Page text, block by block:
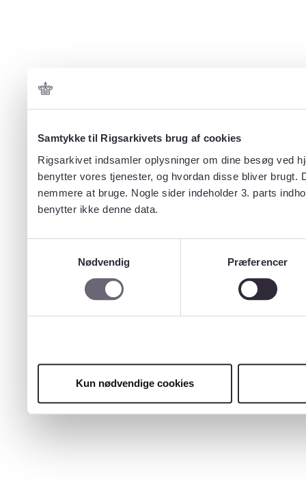
Samtykke til Rigsarkivets brug af cookies
Rigsarkivet indsamler oplysninger om dine besøg ved
benytter vores tjenester, og hvordan disse bliver
nemmere at bruge. Nogle sider indeholder 3. parts
benytter ikke denne data.
Nødvendig
Præferencer
Kun nødvendige cookies